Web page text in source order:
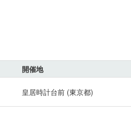
開催地
皇居時計台前 (東京都)